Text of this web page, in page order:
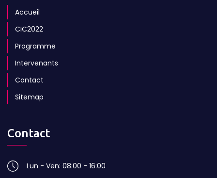
Accueil
CIC2022
Programme
Intervenants
Contact
Sitemap
Contact
Lun - Ven: 08:00 - 16:00